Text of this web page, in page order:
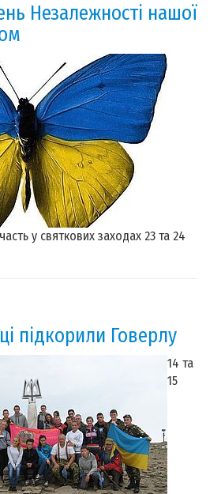
Незалежності нашої
у святкових заходах 23 та 24
підкорили Говерлу
14 та
15